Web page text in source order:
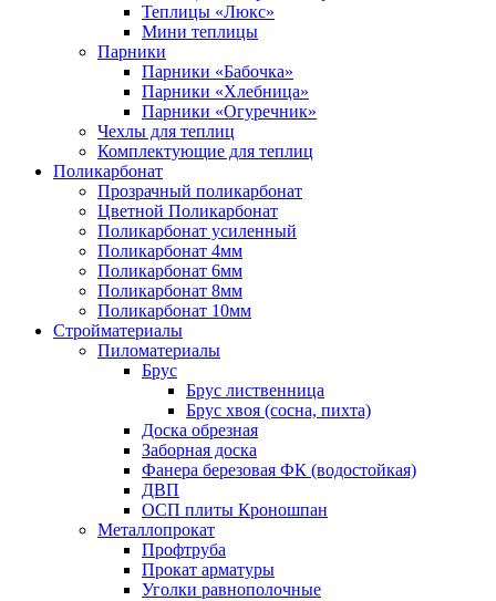
Теплицы «Люкс»
Мини теплицы
Парники
Парники «Бабочка»
Парники «Хлебница»
Парники «Огуречник»
Чехлы для теплиц
Комплектующие для теплиц
Поликарбонат
Прозрачный поликарбонат
Цветной Поликарбонат
Поликарбонат усиленный
Поликарбонат 4мм
Поликарбонат 6мм
Поликарбонат 8мм
Поликарбонат 10мм
Стройматериалы
Пиломатериалы
Брус
Брус лиственница
Брус хвоя (сосна, пихта)
Доска обрезная
Заборная доска
Фанера березовая ФК (водостойкая)
ДВП
ОСП плиты Кроношпан
Металлопрокат
Профтруба
Прокат арматуры
Уголки равнополочные